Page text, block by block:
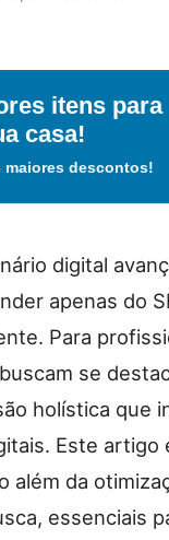
itens para
casa!
maiores descontos!
digital
apenas do
Para
se
holística que
Este artigo
além da
essenciais